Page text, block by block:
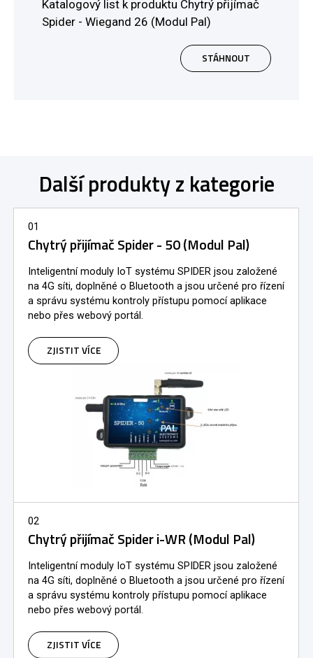
Katalogový list k produktu Chytrý přijímač
Spider - Wiegand 26 (Modul Pal)
STÁHNOUT
Další produkty z kategorie
01
Chytrý přijímač Spider - 50 (Modul Pal)
Inteligentní moduly IoT systému SPIDER jsou založené
na 4G síti, doplněné o Bluetooth a jsou určené pro řízení
a správu systému kontroly přístupu pomocí aplikace
nebo přes webový portál.
ZJISTIT VÍCE
02
Chytrý přijímač Spider i-WR (Modul Pal)
Inteligentní moduly IoT systému SPIDER jsou založené
na 4G síti, doplněné o Bluetooth a jsou určené pro řízení
a správu systému kontroly přístupu pomocí aplikace
nebo přes webový portál.
ZJISTIT VÍCE